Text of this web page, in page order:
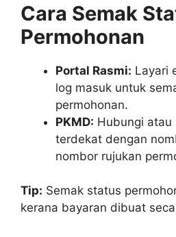
Cara Semak
Permohonan
Portal Rasmi: Layari
log masuk untuk
permohonan.
PKMD: Hubungi atau
terdekat dengan
nombor rujukan
Tip: Semak status
kerana bayaran dibuat